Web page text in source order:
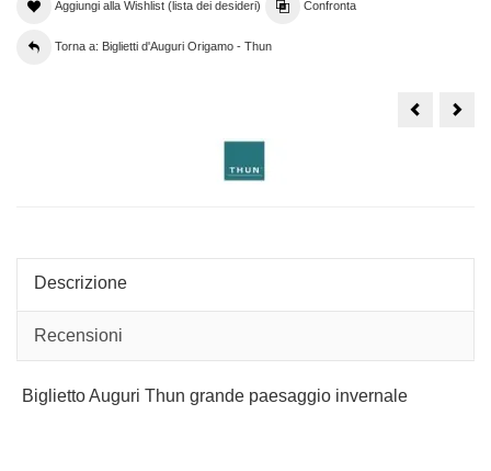
Aggiungi alla Wishlist (lista dei desideri) Confronta
Torna a: Biglietti d'Auguri Origamo - Thun
Biglietto
Descrizione
Recensioni
Biglietto Auguri Thun grande paesaggio invernale